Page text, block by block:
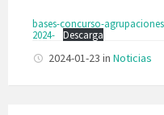
bases-concurso-
2024-
Descarga
2024-01-23 in Noticias